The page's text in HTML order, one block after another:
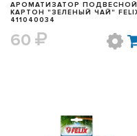
АРОМАТИЗАТОР ПОДВЕСНОЙ
КАРТОН "ЗЕЛЕНЫЙ ЧАЙ" FELIX
411040034
60